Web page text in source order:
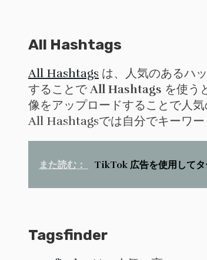
All Hashtags
All Hashtags は、人気のあるハ
することでAll Hashtags を使う
像をアップロードすることで人
All Hashtagsでは自分でキーワー
また読む： TikTok 広告を使用して
Tagsfinder